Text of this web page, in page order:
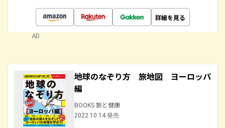
詳細を見る
AD
地球のなぞり方 旅地図 ヨーロッパ
編
BOOKS 旅と健康
2022.10.14 発売